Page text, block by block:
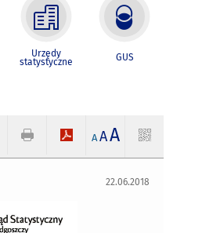
Urzędy
statystyczne GUS
A AA
22.06.2018